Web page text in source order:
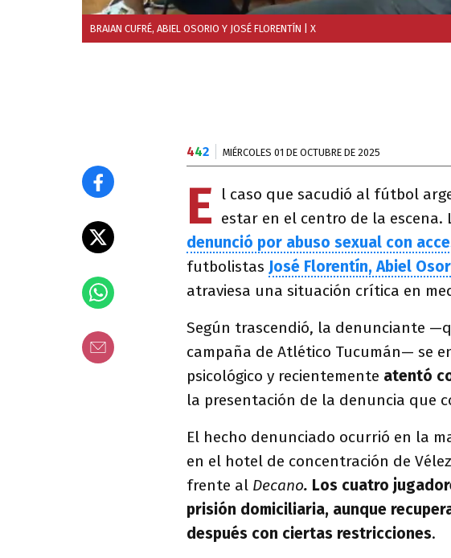
BRAIAN CUFRÉ, ABIEL OSORIO Y JOSÉ FLORENTÍN | X
442 MIÉRCOLES 01 DE OCTUBRE DE 2025
E
l caso que sacudió al fútbol
estar en el centro de la
denunció por abuso sexual con
futbolistas José Florentín, Abiel
atraviesa una situación crítica en
Según trascendió, la denunciante
campaña de Atlético Tucumán— se
psicológico y recientemente atentó
la presentación de la denuncia que
El hecho denunciado ocurrió en la
en el hotel de concentración de
frente al Decano. Los cuatro
prisión domiciliaria, aunque
después con ciertas restricciones.